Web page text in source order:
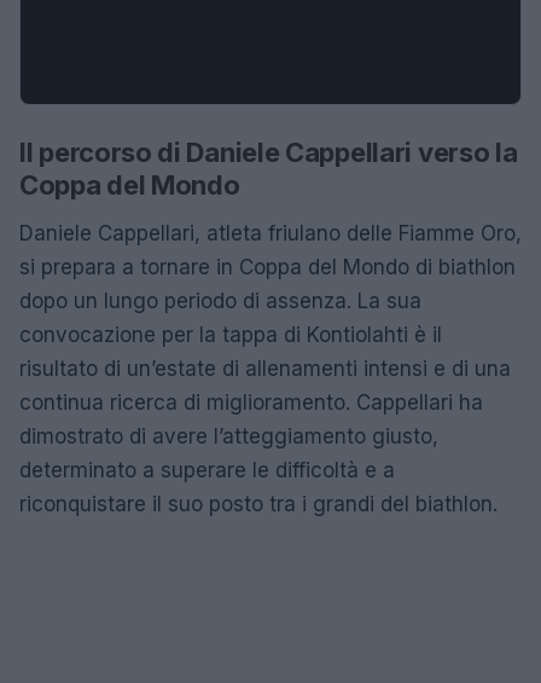
Il percorso di Daniele Cappellari verso la
Coppa del Mondo
Daniele Cappellari, atleta friulano delle Fiamme Oro,
si prepara a tornare in Coppa del Mondo di biathlon
dopo un lungo periodo di assenza. La sua
convocazione per la tappa di Kontiolahti è il
risultato di un’estate di allenamenti intensi e di una
continua ricerca di miglioramento. Cappellari ha
dimostrato di avere l’atteggiamento giusto,
determinato a superare le difficoltà e a
riconquistare il suo posto tra i grandi del biathlon.